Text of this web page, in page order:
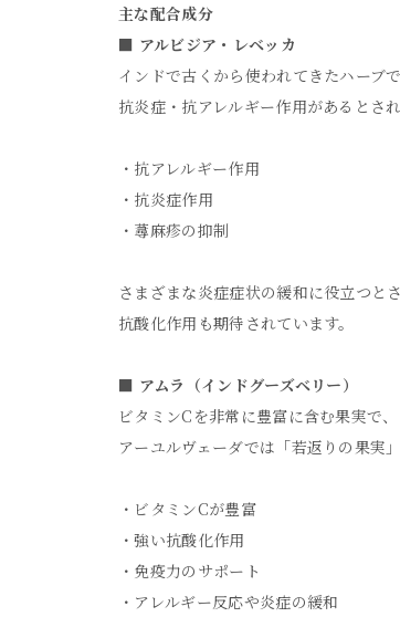
主な配合成分
■ アルビジア・レベッカ
インドで古くから使われてきたハーブで
抗炎症・抗アレルギー作用があるとされ
・抗アレルギー作用
・抗炎症作用
・蕁麻疹の抑制
さまざまな炎症症状の緩和に役立つと
抗酸化作用も期待されています。
■ アムラ（インドグーズベリー）
ビタミンCを非常に豊富に含む果実で、
アーユルヴェーダでは「若返りの果実
・ビタミンCが豊富
・強い抗酸化作用
・免疫力のサポート
・アレルギー反応や炎症の緩和